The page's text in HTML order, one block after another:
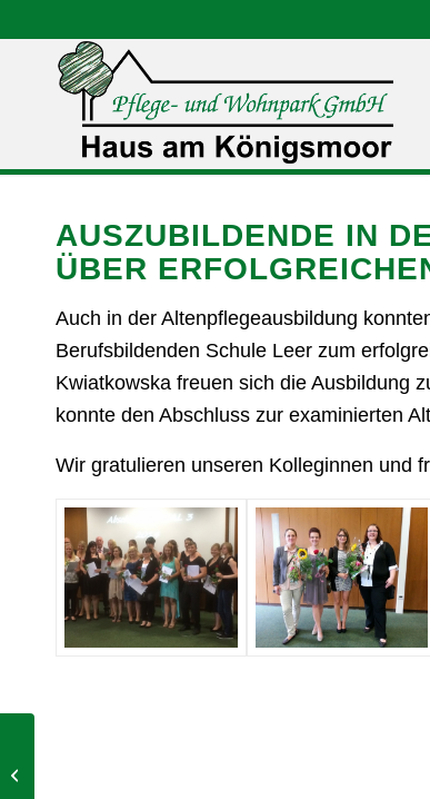
AUSZUBILDENDE IN
ÜBER
Auch in der Altenpflegeausbildung
Berufsbildenden Schule Leer zum
Kwiatkowska freuen sich die Ausbildung
konnte den Abschluss zur examinierten
Wir gratulieren unseren Kolleginnen und